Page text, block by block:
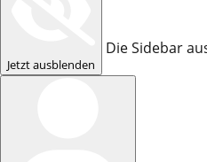
Jetzt ausblenden
Die Sidebar